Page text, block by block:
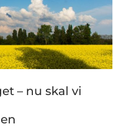
– nu skal vi